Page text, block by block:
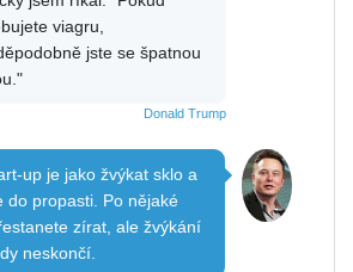
viagru,
jste se špatnou
Donald Trump
up je jako žvýkat sklo a
do propasti. Po nějaké
zírat, ale žvýkání
neskončí.